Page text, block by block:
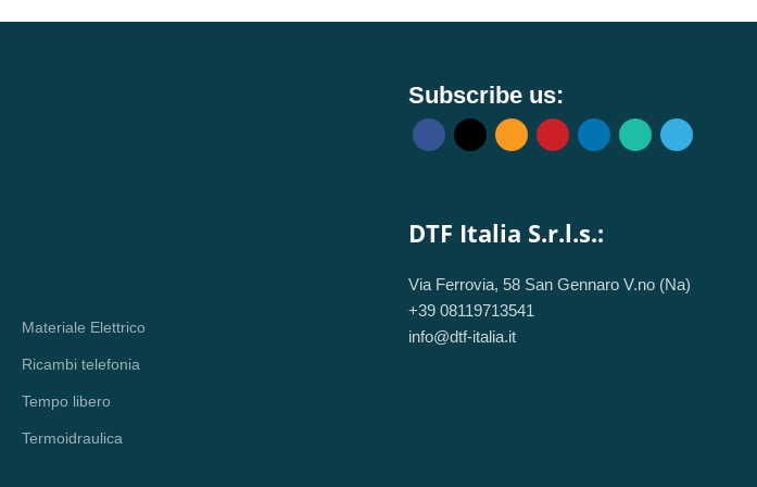
Materiale Elettrico
Ricambi telefonia
Tempo libero
Termoidraulica
Subscribe us:
DTF Italia S.r.l.s.:
Via Ferrovia, 58 San Gennaro V.no (Na)
+39 08119713541
info@dtf-italia.it